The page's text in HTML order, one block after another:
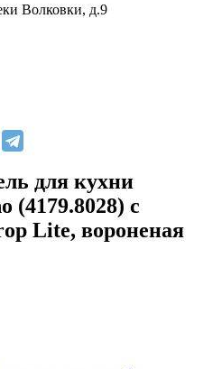
Волковки, д.9
для кухни
(4179.8028) с
Lite, вороненая